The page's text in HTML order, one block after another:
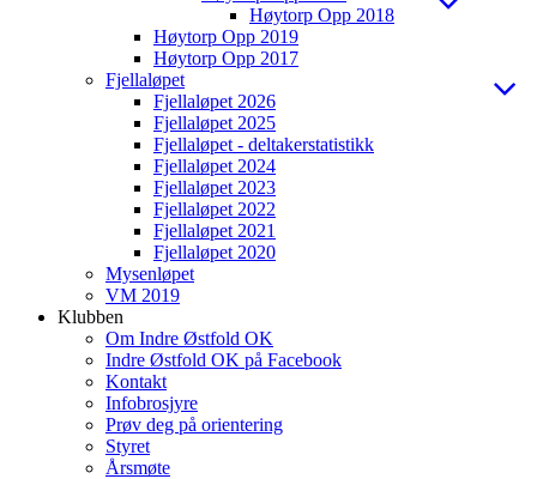
Høytorp Opp 2018
Høytorp Opp 2019
Høytorp Opp 2017
Fjellaløpet
Fjellaløpet 2026
Fjellaløpet 2025
Fjellaløpet - deltakerstatistikk
Fjellaløpet 2024
Fjellaløpet 2023
Fjellaløpet 2022
Fjellaløpet 2021
Fjellaløpet 2020
Mysenløpet
VM 2019
Klubben
Om Indre Østfold OK
Indre Østfold OK på Facebook
Kontakt
Infobrosjyre
Prøv deg på orientering
Styret
Årsmøte